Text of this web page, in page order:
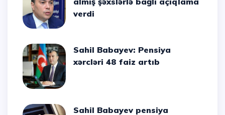
verdi
Sahil Babayev: Pensiya
xərcləri 48 faiz artıb
Sahil Babayev pensiya